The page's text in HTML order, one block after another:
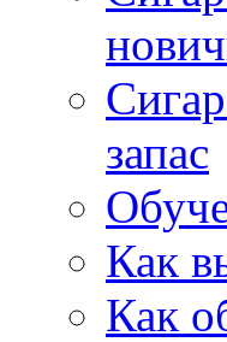
запас
Как
Как